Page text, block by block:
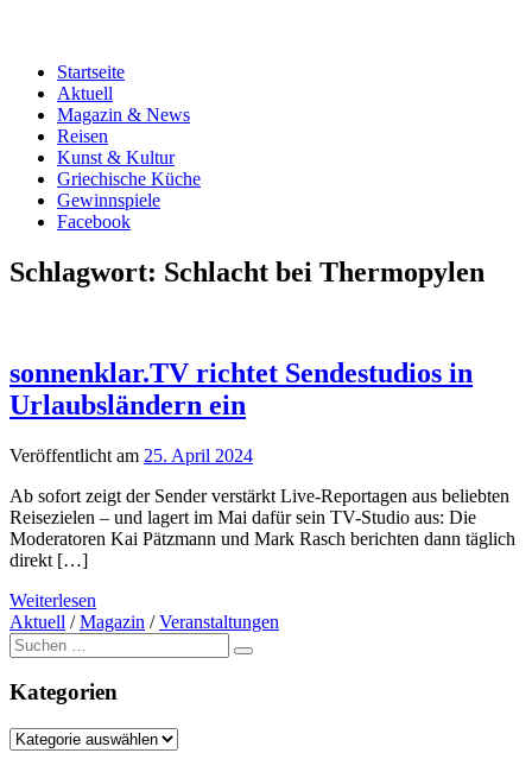
Startseite
Aktuell
Magazin & News
Reisen
Kunst & Kultur
Griechische Küche
Gewinnspiele
Facebook
Schlagwort: Schlacht bei Thermopylen
sonnenklar.TV richtet Sendestudios in
Urlaubsländern ein
Veröffentlicht am 25. April 2024
Ab sofort zeigt der Sender verstärkt Live-Reportagen aus beliebten
Reisezielen – und lagert im Mai dafür sein TV-Studio aus: Die
Moderatoren Kai Pätzmann und Mark Rasch berichten dann täglich
direkt […]
Weiterlesen
Aktuell /Magazin /Veranstaltungen
Suche
nach:
Kategorien
Kategorien